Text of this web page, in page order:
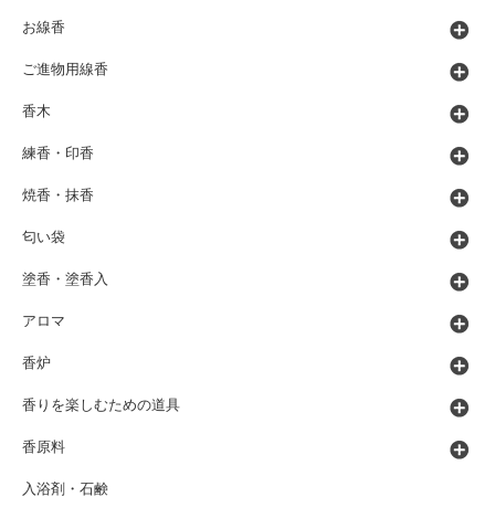
お線香
ご進物用線香
香木
練香・印香
焼香・抹香
匂い袋
塗香・塗香入
アロマ
香炉
香りを楽しむための道具
香原料
入浴剤・石鹸